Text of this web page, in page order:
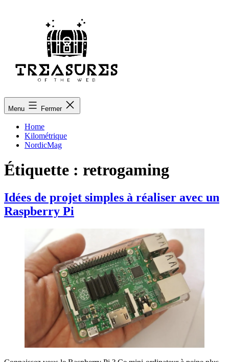
treasuresoftheweb.org
Menu Fermer
Home
Kilométrique
NordicMag
Étiquette : retrogaming
Idées de projet simples à réaliser avec un
Raspberry Pi